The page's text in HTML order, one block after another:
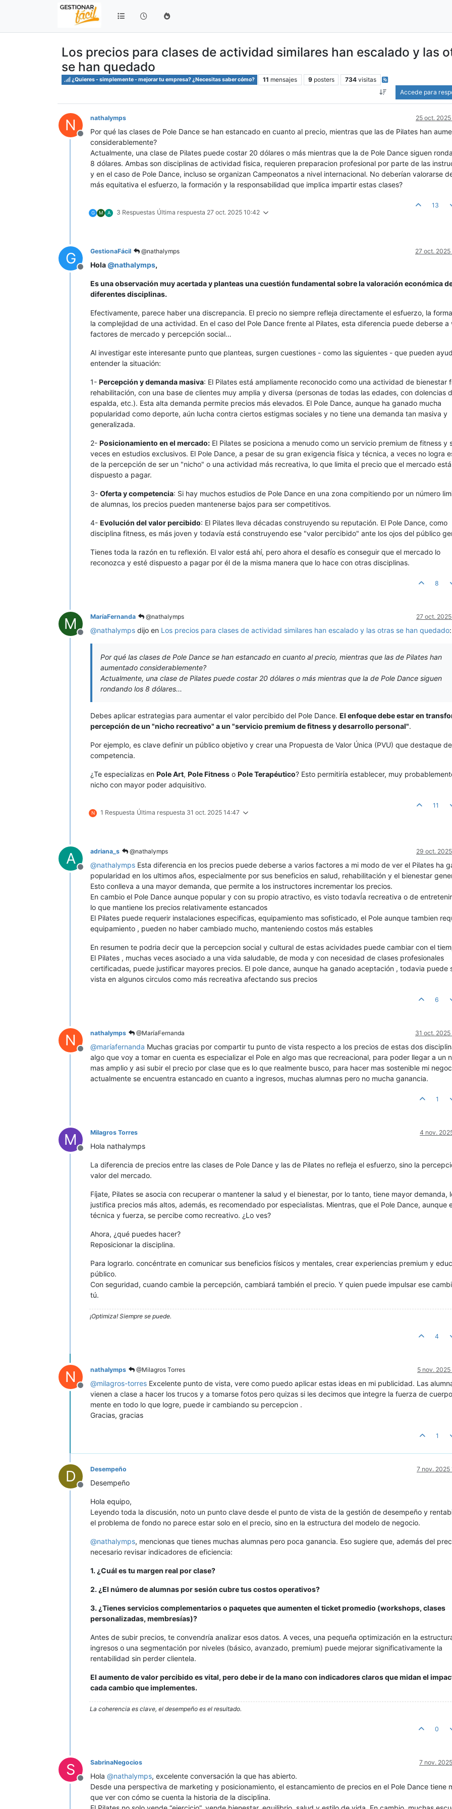
Los precios para clases de actividad similares han escalado y las
se han quedado
¿Quieres - simplemente - mejorar tu empresa? ¿Necesitas saber cómo? 11 mensajes 9 posters 734 visitas
Accede para
N
Desconectado
nathalymps 25 oct. 2025
Por qué las clases de Pole Dance se han estancado en cuanto al precio, mientras que las de Pilates han
considerablemente?
Actualmente, una clase de Pilates puede costar 20 dólares o más mientras que la de Pole Dance siguen
8 dólares. Ambas son disciplinas de actividad fisica, requieren preparacion profesional por parte de las
y en el caso de Pole Dance, incluso se organizan Campeonatos a nivel internacional. No deberían valorarse
más equitativa el esfuerzo, la formación y la responsabilidad que implica impartir estas clases?
G M A 3 Respuestas Última respuesta 27 oct. 2025 10:42
13
G
Desconectado
GestionaFácil @nathalymps 27 oct. 2025
Hola@nathalymps,
Es una observación muy acertada y planteas una cuestión fundamental sobre la valoración económica
diferentes disciplinas.
Efectivamente, parece haber una discrepancia. El precio no siempre refleja directamente el esfuerzo, la
la complejidad de una actividad. En el caso del Pole Dance frente al Pilates, esta diferencia puede deberse a
factores de mercado y percepción social…
Al investigar este interesante punto que planteas, surgen cuestiones - como las siguientes - que pueden
entender la situación:
1- Percepción y demanda masiva: El Pilates está ampliamente reconocido como una actividad de bienestar
rehabilitación, con una base de clientes muy amplia y diversa (personas de todas las edades, con dolencias
espalda, etc.). Esta alta demanda permite precios más elevados. El Pole Dance, aunque ha ganado mucha
popularidad como deporte, aún lucha contra ciertos estigmas sociales y no tiene una demanda tan masiva y
generalizada.
2- Posicionamiento en el mercado: El Pilates se posiciona a menudo como un servicio premium de fitness y
veces en estudios exclusivos. El Pole Dance, a pesar de su gran exigencia física y técnica, a veces no logra
de la percepción de ser un "nicho" o una actividad más recreativa, lo que limita el precio que el mercado está
dispuesto a pagar.
3- Oferta y competencia: Si hay muchos estudios de Pole Dance en una zona compitiendo por un número
de alumnas, los precios pueden mantenerse bajos para ser competitivos.
4- Evolución del valor percibido: El Pilates lleva décadas construyendo su reputación. El Pole Dance, como
disciplina fitness, es más joven y todavía está construyendo ese "valor percibido" ante los ojos del público
Tienes toda la razón en tu reflexión. El valor está ahí, pero ahora el desafío es conseguir que el mercado lo
reconozca y esté dispuesto a pagar por él de la misma manera que lo hace con otras disciplinas.
8
M
Desconectado
MaríaFernanda @nathalymps 27 oct. 2025
@nathalymps dijo en Los precios para clases de actividad similares han escalado y las otras se han quedado:
Por qué las clases de Pole Dance se han estancado en cuanto al precio, mientras que las de Pilates han
aumentado considerablemente?
Actualmente, una clase de Pilates puede costar 20 dólares o más mientras que la de Pole Dance siguen
rondando los 8 dólares...
Debes aplicar estrategias para aumentar el valor percibido del Pole Dance. El enfoque debe estar en
percepción de un "nicho recreativo" a un "servicio premium de fitness y desarrollo personal".
Por ejemplo, es clave definir un público objetivo y crear una Propuesta de Valor Única (PVU) que destaque
competencia.
¿Te especializas en Pole Art, Pole Fitness o Pole Terapéutico? Esto permitiría establecer, muy
nicho con mayor poder adquisitivo.
N 1 Respuesta Última respuesta 31 oct. 2025 14:47
11
A
Desconectado
adriana_s @nathalymps 29 oct. 2025
@nathalymps Esta diferencia en los precios puede deberse a varios factores a mi modo de ver el Pilates ha
popularidad en los ultimos años, especialmente por sus beneficios en salud, rehabilitación y el bienestar
Esto conlleva a una mayor demanda, que permite a los instructores incrementar los precios.
En cambio el Pole Dance aunque popular y con su propio atractivo, es visto todavÍa recreativa o de
lo que mantiene los precios relativamente estancados
El Pilates puede requerir instalaciones especificas, equipamiento mas sofisticado, el Pole aunque tambien
equipamiento , pueden no haber cambiado mucho, manteniendo costos más estables
En resumen te podria decir que la percepcion social y cultural de estas acividades puede cambiar con el
El Pilates , muchas veces asociado a una vida saludable, de moda y con necesidad de clases profesionales
certificadas, puede justificar mayores precios. El pole dance, aunque ha ganado aceptación , todavia puede
vista en algunos circulos como más recreativa afectando sus precios
6
N
Desconectado
nathalymps @MaríaFernanda 31 oct. 2025
@maríafernanda Muchas gracias por compartir tu punto de vista respecto a los precios de estas dos
algo que voy a tomar en cuenta es especializar el Pole en algo mas que recreacional, para poder llegar a un
mas amplio y asi subir el precio por clase que es lo que realmente busco, para hacer mas sostenible mi
actualmente se encuentra estancado en cuanto a ingresos, muchas alumnas pero no mucha ganancia.
1
M
Desconectado
Milagros Torres 4 nov.
Hola nathalymps
La diferencia de precios entre las clases de Pole Dance y las de Pilates no refleja el esfuerzo, sino la
valor del mercado.
Fíjate, Pilates se asocia con recuperar o mantener la salud y el bienestar, por lo tanto, tiene mayor demanda,
justifica precios más altos, además, es recomendado por especialistas. Mientras, que el Pole Dance, aunque
técnica y fuerza, se percibe como recreativo. ¿Lo ves?
Ahora, ¿qué puedes hacer?
Reposicionar la disciplina.
Para lograrlo. concéntrate en comunicar sus beneficios físicos y mentales, crear experiencias premium y
público.
Con seguridad, cuando cambie la percepción, cambiará también el precio. Y quien puede impulsar ese
tú.
¡Optimiza! Siempre se puede.
4
N
Desconectado
nathalymps @Milagros Torres 5 nov. 2025
@milagros-torres Excelente punto de vista, vere como puedo aplicar estas ideas en mi publicidad. Las
vienen a clase a hacer los trucos y a tomarse fotos pero quizas si les decimos que integre la fuerza de
mente en todo lo que logre, puede ir cambiando su percepcion .
Gracias, gracias
1
D
Desconectado
Desempeño 7 nov. 2025
Desempeño
Hola equipo,
Leyendo toda la discusión, noto un punto clave desde el punto de vista de la gestión de desempeño y
el problema de fondo no parece estar solo en el precio, sino en la estructura del modelo de negocio.
@nathalymps, mencionas que tienes muchas alumnas pero poca ganancia. Eso sugiere que, además del
necesario revisar indicadores de eficiencia:
1. ¿Cuál es tu margen real por clase?
2. ¿El número de alumnas por sesión cubre tus costos operativos?
3. ¿Tienes servicios complementarios o paquetes que aumenten el ticket promedio (workshops, clases
personalizadas, membresías)?
Antes de subir precios, te convendría analizar esos datos. A veces, una pequeña optimización en la
ingresos o una segmentación por niveles (básico, avanzado, premium) puede mejorar significativamente la
rentabilidad sin perder clientela.
El aumento de valor percibido es vital, pero debe ir de la mano con indicadores claros que midan el
cada cambio que implementes.
La coherencia es clave, el desempeño es el resultado.
0
S
Desconectado
SabrinaNegocios 7 nov. 2025
Hola @nathalymps, excelente conversación la que has abierto.
Desde una perspectiva de marketing y posicionamiento, el estancamiento de precios en el Pole Dance tiene
que ver con cómo se cuenta la historia de la disciplina.